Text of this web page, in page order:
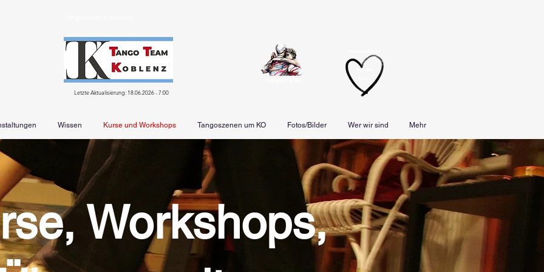
Letzte Aktualisierung: 18.06.2026 - 7:00
aus der
Wissen Kurse und Workshops Tangoszenen um KO Fotos/Bilder Wer wir sind Mehr
Workshops,